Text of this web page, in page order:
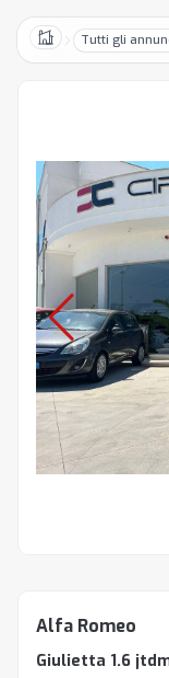
HomeTutti gli
Alfa Romeo
Giulietta 1.6